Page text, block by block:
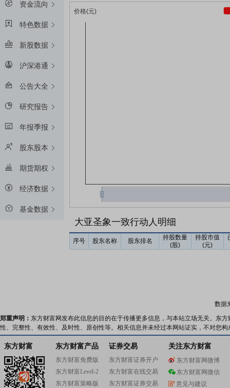
资金流向
特色数据
新股数据
沪深港通
公告大全
研究报告
年报季报
股东股本
期货期权
经济数据
基金数据
大亚圣象一致行动人明细
序号 股东名称 股东排名
持股数量
(股)
持股市值
(元)
数据
郑重声明： 东方财富网发布此信息的目的在于传播更多信息，与本站立场无关。东
性、完整性、有效性、及时性、原创性等。相关信息并未经过本网站证实，不对您
东方财富 东方财富产品
东方财富免费版
东方财富Level-2
东方财富策略版
证券交易
东方财富证券开户
东方财富在线交易
东方财富证券交易
关注东方财富
东方财富网微博
东方财富网微信
意见与建议